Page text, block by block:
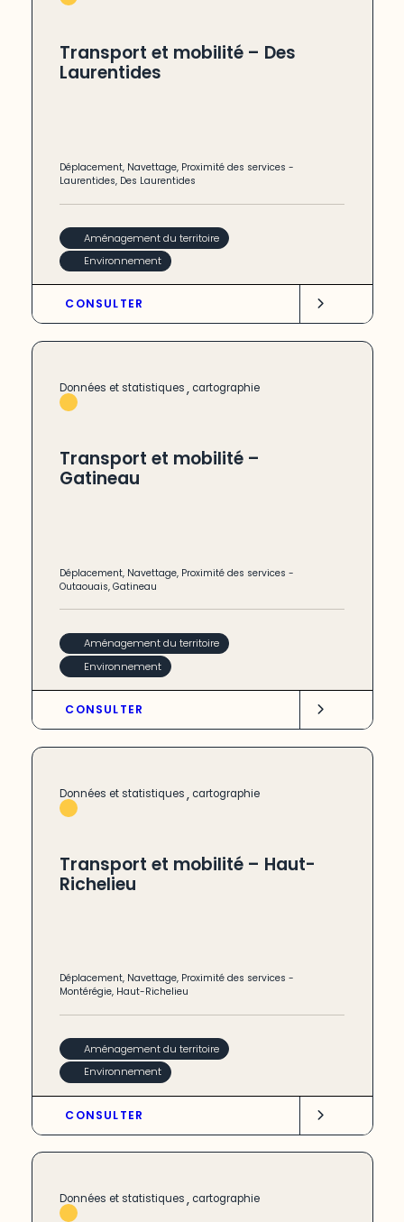
Transport et mobilité – Des
Laurentides
Déplacement, Navettage, Proximité des services -
Laurentides, Des Laurentides
Aménagement du territoire
Environnement
CONSULTER
Données et statistiques, cartographie
Transport et mobilité –
Gatineau
Déplacement, Navettage, Proximité des services -
Outaouais,Gatineau
Aménagement du territoire
Environnement
CONSULTER
Données et statistiques, cartographie
Transport et mobilité – Haut-
Richelieu
Déplacement, Navettage, Proximité des services -
Montérégie, Haut-Richelieu
Aménagement du territoire
Environnement
CONSULTER
Données et statistiques, cartographie